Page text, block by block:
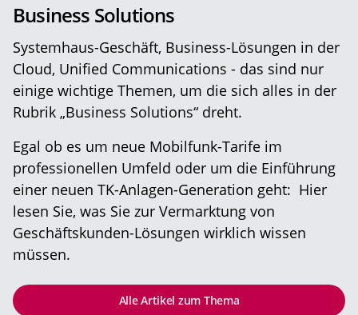
Business Solutions
Systemhaus-Geschäft, Business-Lösungen in der
Cloud, Unified Communications - das sind nur
einige wichtige Themen, um die sich alles in der
Rubrik „Business Solutions“ dreht.
Egal ob es um neue Mobilfunk-Tarife im
professionellen Umfeld oder um die Einführung
einer neuen TK-Anlagen-Generation geht: Hier
lesen Sie, was Sie zur Vermarktung von
Geschäftskunden-Lösungen wirklich wissen
müssen.
Alle Artikel zum Thema